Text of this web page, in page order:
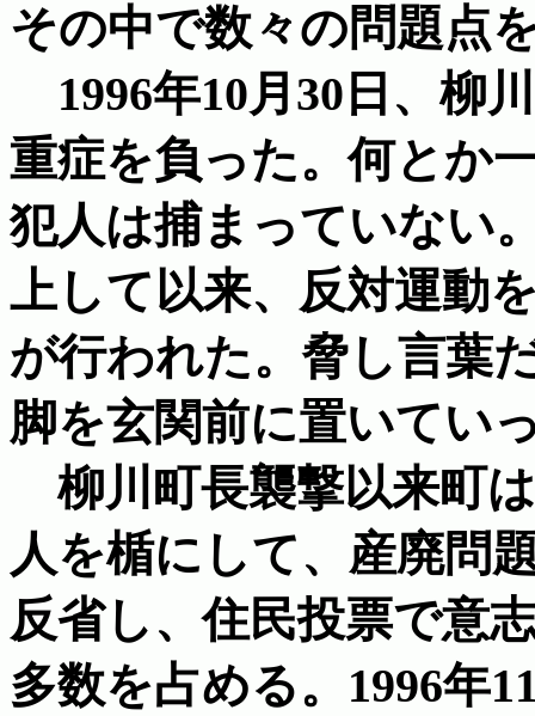
その中で数々の問題点
1996年10月30日、柳
重症を負った。何とか
犯人は捕まっていない
上して以来、反対運動
が行われた。脅し言葉
脚を玄関前に置いてい
柳川町長襲撃以来町
人を楯にして、産廃問
反省し、住民投票で意
多数を占める。1996年